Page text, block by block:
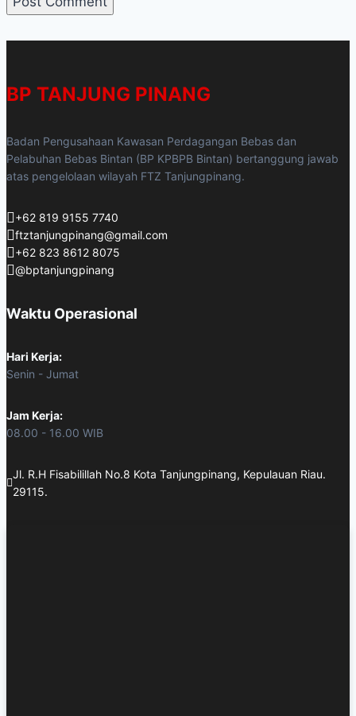
BP TANJUNG PINANG
Badan Pengusahaan Kawasan Perdagangan Bebas dan
Pelabuhan Bebas Bintan (BP KPBPB Bintan) bertanggung jawab
atas pengelolaan wilayah FTZ Tanjungpinang.
+62 819 9155 7740
ftztanjungpinang@gmail.com
+62 823 8612 8075
@bptanjungpinang
Waktu Operasional
Hari Kerja:
Senin - Jumat
Jam Kerja:
08.00 - 16.00 WIB
Jl. R.H Fisabilillah No.8 Kota Tanjungpinang, Kepulauan Riau.
29115.